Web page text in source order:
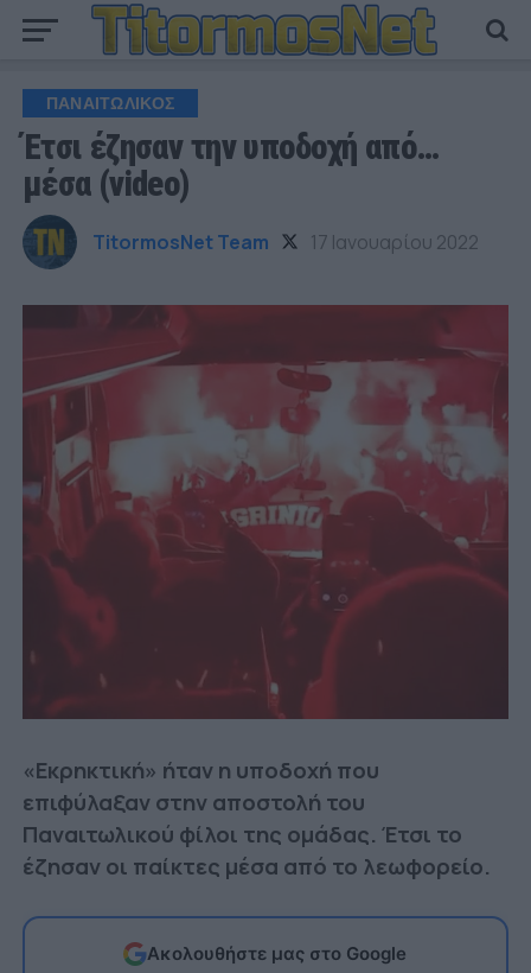
ΠΑΝΑΙΤΩΛΙΚΟΣ
Έτσι έζησαν την υποδοχή από…
μέσα (video)
TitormosNet Team 17 Ιανουαρίου 2022
«Εκρηκτική» ήταν η υποδοχή που
επιφύλαξαν στην αποστολή του
Παναιτωλικού φίλοι της ομάδας. Έτσι το
έζησαν οι παίκτες μέσα από το λεωφορείο.
Ακολουθήστε μας στο Google